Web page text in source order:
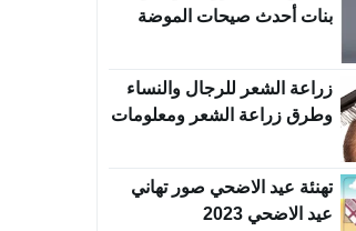
بنات أحدث صيحات الموضة
زراعة الشعر للرجال والنساء
وطرق زراعة الشعر ومعلومات
تهنئة عيد الاضحي صور تهاني
عيد الاضحي 2023